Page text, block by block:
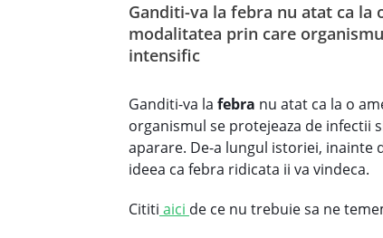
Ganditi-va la febra nu atat ca la
modalitatea prin care
intensific
Ganditi-va la febra nu atat ca la o
organismul se protejeaza de infectii
aparare. De-a lungul istoriei, inainte
ideea ca febra ridicata ii va vindeca.
Cititi aici de ce nu trebuie sa ne